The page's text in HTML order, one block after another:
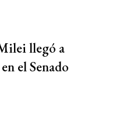
llegó a
el Senado